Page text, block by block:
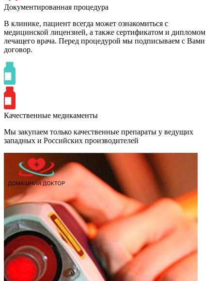
Документированная процедура
В клинике, пациент всегда может ознакомиться с
медицинской лицензией, а также сертификатом и дипломом
лечащего врача. Перед процедурой мы подписываем с Вами
договор.
Качественные медикаменты
Мы закупаем только качественные препараты у ведущих
западных и Российских производителей